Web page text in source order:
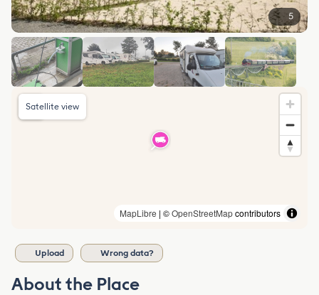
5
MapLibre | ©OpenStreetMapcontributors
Satellite view
Upload Wrong data?
About the Place